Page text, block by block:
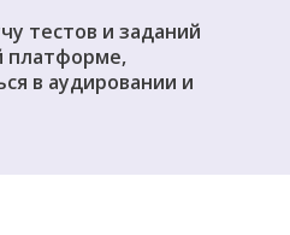
тестов и заданий
платформе,
в аудировании и